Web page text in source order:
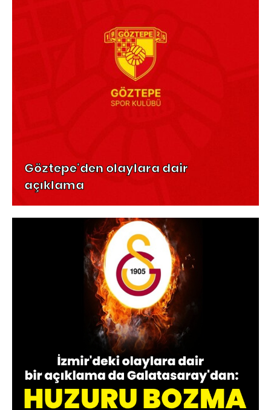
Göztepe'den olaylara dair
açıklama